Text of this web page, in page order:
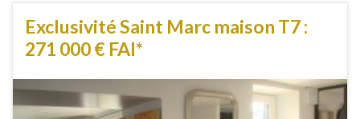
Exclusivité Saint Marc maison T7 :
271 000 € FAI*